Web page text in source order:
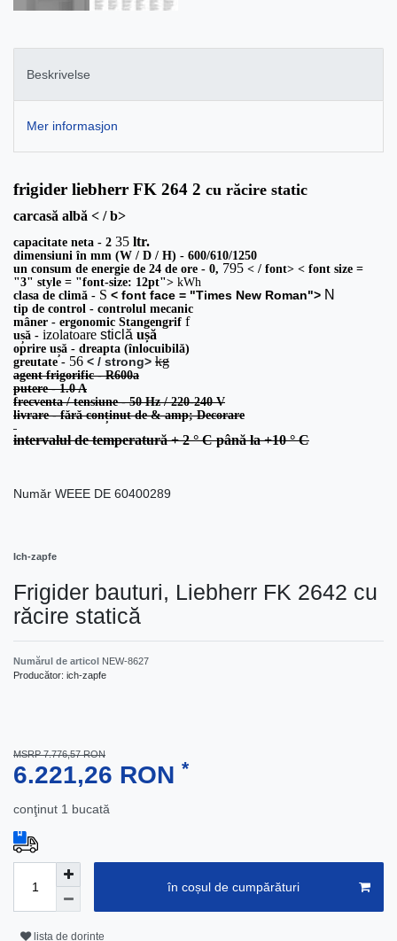
Beskrivelse
Mer informasjon
frigider liebherr FK 264 2 cu răcire static
carcasă albă < / b>
capacitate neta - 2 35 ltr.
dimensiuni în mm (W / D / H) - 600/610/1250
un consum de energie de 24 de ore - 0, 795 < / font> < font size =
"3" style = "font-size: 12pt"> kWh
clasa de climă - S < font face = "Times New Roman"> N
tip de control - controlul mecanic
mâner - ergonomic Stangengrif f
ușă - izolatoare sticlă ușă
oprire ușă - dreapta (înlocuibilă)
greutate - 56 < / strong> kg
agent frigorific - R600a
putere - 1.0 A
frecventa / tensiune - 50 Hz / 220-240 V
livrare - fără conținut de & amp; Decorare
intervalul de temperatură + 2 ° C până la +10 ° C
Număr WEEE DE 60400289
Ich-zapfe
Frigider bauturi, Liebherr FK 2642 cu
răcire statică
Numărul de articol NEW-8627
Producător: ich-zapfe
MSRP 7.776,57 RON
6.221,26 RON *
conţinut 1 bucată
în coșul de cumpărături
lista de dorințe